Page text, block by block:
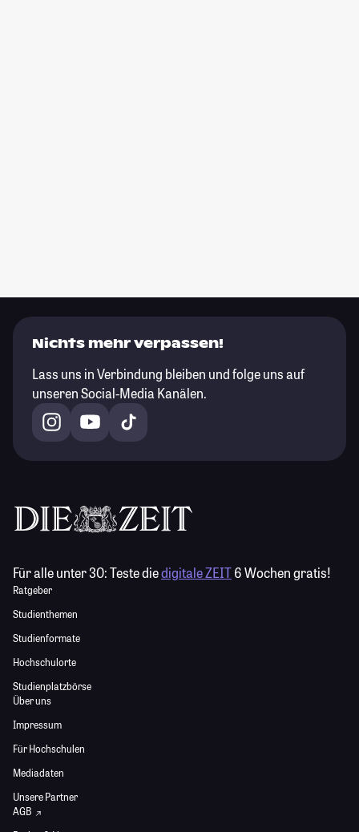
Nichts mehr verpassen!
Lass uns in Verbindung bleiben und folge uns auf
unseren Social-Media Kanälen.
Für alle unter 30:Teste diedigitale ZEIT6 Wochen gratis!
Ratgeber
Studienthemen
Studienformate
Hochschulorte
Studienplatzbörse
Über uns
Impressum
Für Hochschulen
Mediadaten
Unsere Partner
AGB